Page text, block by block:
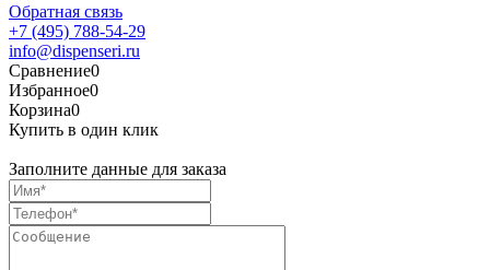
Обратная связь
+7 (495) 788-54-29
info@dispenseri.ru
Сравнение0
Избранное0
Корзина0
Купить в один клик
Заполните данные для заказа